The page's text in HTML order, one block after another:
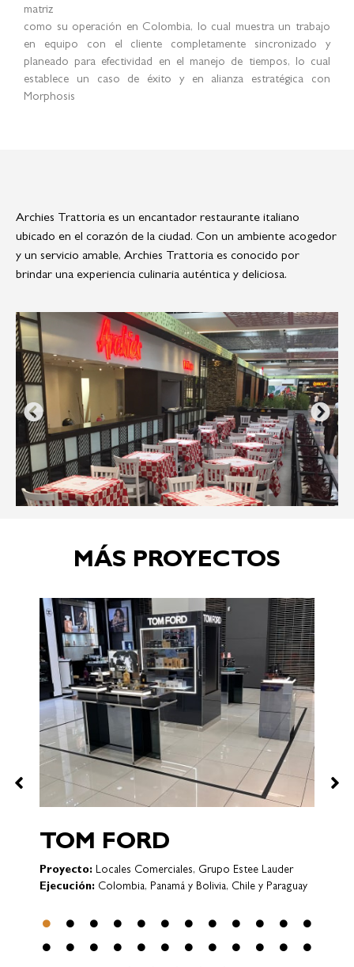
matriz
como su operación en Colombia, lo cual muestra un trabajo
en equipo con el cliente completamente sincronizado y
planeado para efectividad en el manejo de tiempos, lo cual
establece un caso de éxito y en alianza estratégica con
Morphosis
Archies Trattoria es un encantador restaurante italiano
ubicado en el corazón de la ciudad. Con un ambiente acogedor
y un servicio amable, Archies Trattoria es conocido por
brindar una experiencia culinaria auténtica y deliciosa.
MÁS PROYECTOS
VICTORIA´S SECRET
Proyecto: Locales Comerciales
Ejecución: Bogotá (COLOMBIA)